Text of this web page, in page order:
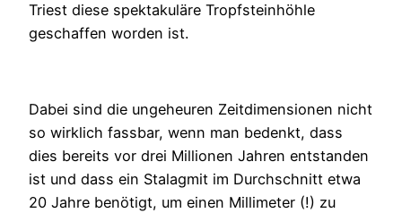
Triest diese spektakuläre Tropfsteinhöhle
geschaffen worden ist.
Dabei sind die ungeheuren Zeitdimensionen nicht
so wirklich fassbar, wenn man bedenkt, dass
dies bereits vor drei Millionen Jahren entstanden
ist und dass ein Stalagmit im Durchschnitt etwa
20 Jahre benötigt, um einen Millimeter (!) zu